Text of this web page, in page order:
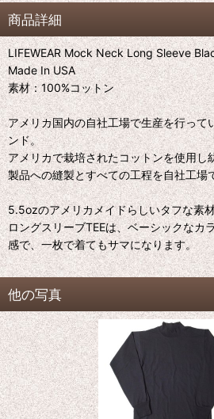
商品詳細
LIFEWEAR Mock Neck Long Sleeve
Made In USA
素材：100%コットン
アメリカ国内の自社工場で生産を行って
ンド。
アメリカで栽培されたコットンを使用し
製品への縫製とすべての工程を自社工場
5.5ozのアメリカメイドらしいタフな素
ロングスリーブTEEは、ベーシックなカ
感で、一枚で着てもサマになります。
他の写真